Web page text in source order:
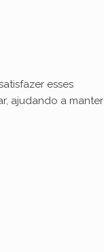
esses
ajudando a manter